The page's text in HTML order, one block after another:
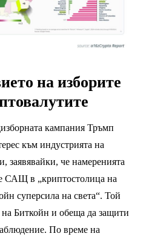
на изборите
кампания Тръмп
към индустрията на
заявявайки, че намеренията
САЩ в „криптостолица на
суперсила на света“. Той
Биткойн и обеща да защити
По време на